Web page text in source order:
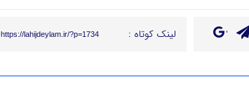
لینک کوتاه : https://lahijdeylam.ir/?p=1734